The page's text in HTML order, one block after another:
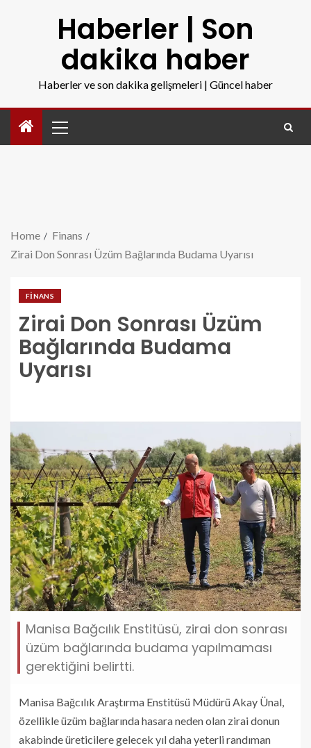
Haberler | Son
dakika haber
Haberler ve son dakika gelişmeleri | Güncel haber
Home
Finans
Zirai Don Sonrası Üzüm Bağlarında Budama Uyarısı
FINANS
Zirai Don Sonrası Üzüm
Bağlarında Budama
Uyarısı
Manisa Bağcılık Enstitüsü, zirai don sonrası
üzüm bağlarında budama yapılmaması
gerektiğini belirtti.
Manisa Bağcılık Araştırma Enstitüsü Müdürü Akay Ünal,
özellikle üzüm bağlarında hasara neden olan zirai donun
akabinde üreticilere gelecek yıl daha yeterli randıman